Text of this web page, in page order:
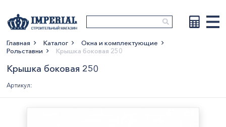
Главная Каталог
Окна и комплектующие
Рольставни
Крышка боковая 250
Крышка боковая 250
Артикул: